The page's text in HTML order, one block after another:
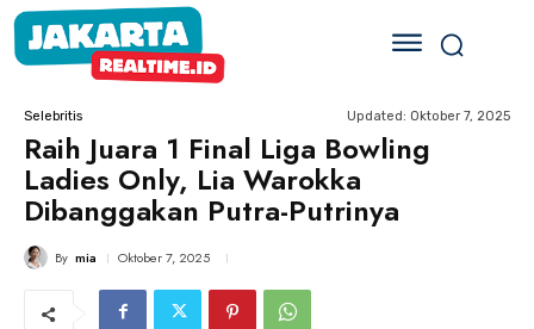
Selebritis Updated: Oktober 7, 2025
Raih Juara 1 Final Liga Bowling
Ladies Only, Lia Warokka
Dibanggakan Putra-Putrinya
By mia Oktober 7, 2025